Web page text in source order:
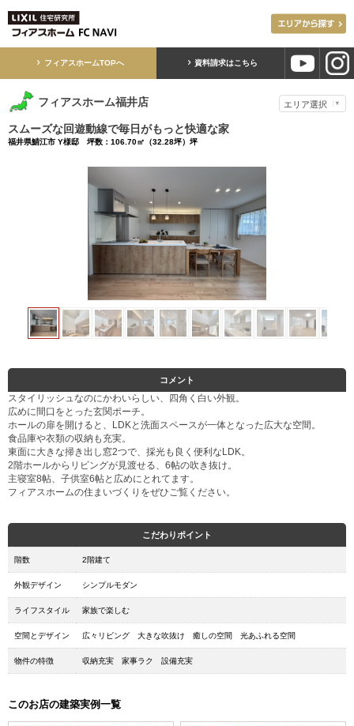
フィアスホームTOPへ 資料請求はこちら
フィアスホーム福井店
スムーズな回遊動線で毎日がもっと快適な家
福井県鯖江市 Y様邸 坪数：106.70㎡（32.28坪）坪
コメント
スタイリッシュなのにかわいらしい、四角く白い外観。
広めに間口をとった玄関ポーチ。
ホールの扉を開けると、LDKと洗面スペースが一体となった広大な空間。
食品庫や衣類の収納も充実。
東面に大きな掃き出し窓2つで、採光も良く便利なLDK。
2階ホールからリビングが見渡せる、6帖の吹き抜け。
主寝室8帖、子供室6帖と広めにとれてます。
フィアスホームの住まいづくりをぜひご覧ください。
こだわりポイント
階数 2階建て
外観デザイン シンプルモダン
ライフスタイル 家族で楽しむ
空間とデザイン 広々リビング 大きな吹抜け 癒しの空間 光あふれる空間
物件の特徴 収納充実 家事ラク 設備充実
このお店の建築実例一覧